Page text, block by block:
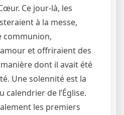
Ce jour-là, les
à la messe,
communion,
et offriraient des
dont il avait été
Une solennité est la
calendrier de l’Église.
les premiers